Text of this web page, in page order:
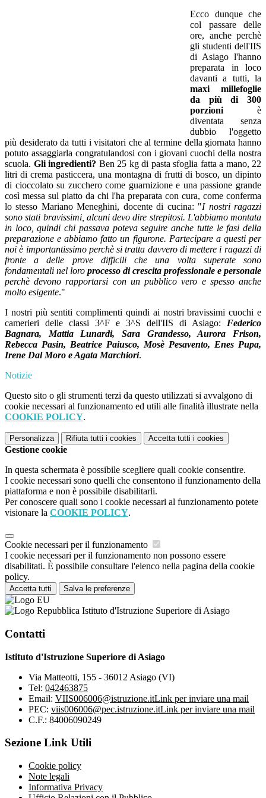
Ecco dunque che
col passare delle
ore, anche perchè
gli studenti dell'IIS
di Asiago l'hanno
preparata in loco
davanti a tutti, la
maxi millefoglie
da più di 300
porzioni è
diventata senza
dubbio l'oggetto
più desiderato da tutti i visitatori che al termine della giornata hanno
potuto assaggiarla congratulandosi con i giovani cuochi della nostra
scuola. Gli ingredienti? Ben 25 kg di pasta sfoglia fatta a mano, 22
litri di crema pasticcera, una montagna di frutti di bosco, un dipinto
di cioccolato su zucchero come guarnizione e una passione grande
così messa sul piatto da chi l'ha preparata con cura, come conferma
lo stesso Mariano Meneghini, docente di cucina: "I nostri ragazzi
sono stati bravissimi, alcuni devo dire strepitosi. L'abbiamo montata
in loco, quindi chi passava poteva seguire anche tutte le fasi della
preparazione e abbiamo fatto un figurone. Partecipare a questi per
noi è importantissimo perchè si tratta davvero di mettere i ragazzi di
fronte a delle prove difficili che una volta superate sono
fondamentali nel loro processo di crescita professionale e personale
perchè devono rapportarsi con un pubblico vero e spesso anche
molto esigente."
I nostri più sentiti complimenti quindi ai nostri bravissimi cuochi e
camerieri delle classi 3^F e 3^S dell'IIS di Asiago: Federico
Bagnara, Mattia Lunardi, Sara Grandesso, Aurora Frison,
Rebecca Pasin, Beatrice Paiusco, Mosè Pesavento, Enes Pupa,
Irene Dal Moro e Agata Marchiori.
Notizie
Questo sito o gli strumenti terzi da questo utilizzati si avvalgono di
cookie necessari al funzionamento ed utili alle finalità illustrate nella
COOKIE POLICY.
Personalizza Rifiuta tutti i cookies Accetta tutti i cookies
Gestione cookie
In questa schermata è possibile scegliere quali cookie consentire.
I cookie necessari sono quelli che consentono il funzionamento della
piattaforma e non è possibile disabilitarli.
Per conoscere quali sono i cookie necessari al funzionamento potete
visionare la COOKIE POLICY.
Cookie necessari per il funzionamento
I cookie necessari per il funzionamento non possono essere
disabilitati. È possibile consultare l'elenco nella pagina della cookie
policy.
Accetta tutti Salva le preferenze
Istituto d'Istruzione Superiore di Asiago
Contatti
Istituto d'Istruzione Superiore di Asiago
Via Matteotti, 155 - 36012 Asiago (VI)
Tel: 042463875
Email: VIIS006006@istruzione.itLink per inviare una mail
PEC: viis006006@pec.istruzione.itLink per inviare una mail
C.F.: 84006090249
Sezione Link Utili
Cookie policy
Note legali
Informativa Privacy